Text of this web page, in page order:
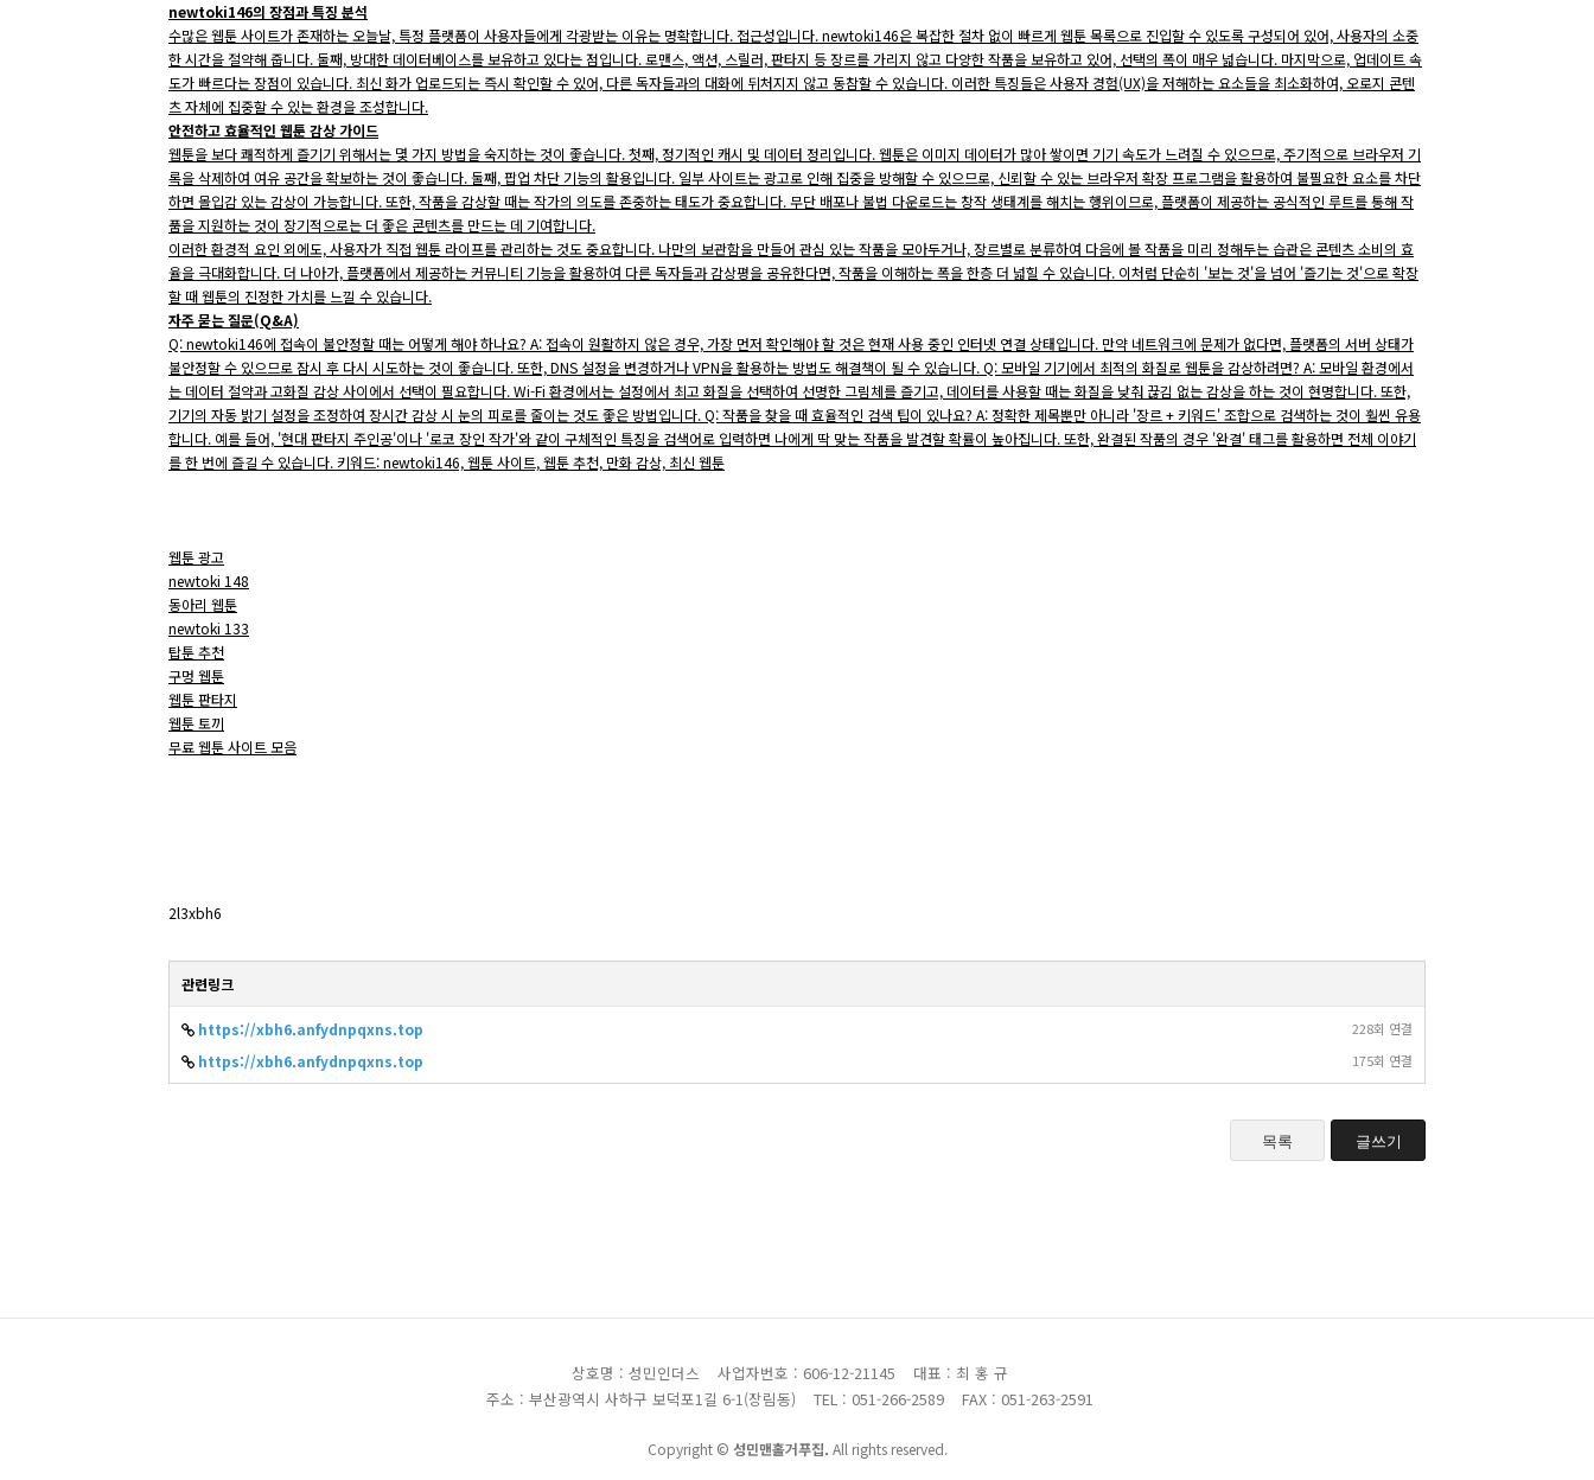
newtoki146의 장점과 특징 분석
수많은 웹툰 사이트가 존재하는 오늘날, 특정 플랫폼이 사용자들에게 각광받는 이유는 명확합니다. 접근성입니다. newtoki146은 복잡한 절차 없이 빠르게 웹툰 목록으로 진입할 수 있도록 구성되어 있어, 사용자의 소중
한 시간을 절약해 줍니다. 둘째, 방대한 데이터베이스를 보유하고 있다는 점입니다. 로맨스, 액션, 스릴러, 판타지 등 장르를 가리지 않고 다양한 작품을 보유하고 있어, 선택의 폭이 매우 넓습니다. 마지막으로, 업데이트 속
도가 빠르다는 장점이 있습니다. 최신 화가 업로드되는 즉시 확인할 수 있어, 다른 독자들과의 대화에 뒤처지지 않고 동참할 수 있습니다. 이러한 특징들은 사용자 경험(UX)을 저해하는 요소들을 최소화하여, 오로지 콘텐
츠 자체에 집중할 수 있는 환경을 조성합니다.
안전하고 효율적인 웹툰 감상 가이드
웹툰을 보다 쾌적하게 즐기기 위해서는 몇 가지 방법을 숙지하는 것이 좋습니다. 첫째, 정기적인 캐시 및 데이터 정리입니다. 웹툰은 이미지 데이터가 많아 쌓이면 기기 속도가 느려질 수 있으므로, 주기적으로 브라우저 기
록을 삭제하여 여유 공간을 확보하는 것이 좋습니다. 둘째, 팝업 차단 기능의 활용입니다. 일부 사이트는 광고로 인해 집중을 방해할 수 있으므로, 신뢰할 수 있는 브라우저 확장 프로그램을 활용하여 불필요한 요소를 차단
하면 몰입감 있는 감상이 가능합니다. 또한, 작품을 감상할 때는 작가의 의도를 존중하는 태도가 중요합니다. 무단 배포나 불법 다운로드는 창작 생태계를 해치는 행위이므로, 플랫폼이 제공하는 공식적인 루트를 통해 작
품을 지원하는 것이 장기적으로는 더 좋은 콘텐츠를 만드는 데 기여합니다.
이러한 환경적 요인 외에도, 사용자가 직접 웹툰 라이프를 관리하는 것도 중요합니다. 나만의 보관함을 만들어 관심 있는 작품을 모아두거나, 장르별로 분류하여 다음에 볼 작품을 미리 정해두는 습관은 콘텐츠 소비의 효
율을 극대화합니다. 더 나아가, 플랫폼에서 제공하는 커뮤니티 기능을 활용하여 다른 독자들과 감상평을 공유한다면, 작품을 이해하는 폭을 한층 더 넓힐 수 있습니다. 이처럼 단순히 '보는 것'을 넘어 '즐기는 것'으로 확장
할 때 웹툰의 진정한 가치를 느낄 수 있습니다.
자주 묻는 질문(Q&A)
Q: newtoki146에 접속이 불안정할 때는 어떻게 해야 하나요? A: 접속이 원활하지 않은 경우, 가장 먼저 확인해야 할 것은 현재 사용 중인 인터넷 연결 상태입니다. 만약 네트워크에 문제가 없다면, 플랫폼의 서버 상태가
불안정할 수 있으므로 잠시 후 다시 시도하는 것이 좋습니다. 또한, DNS 설정을 변경하거나 VPN을 활용하는 방법도 해결책이 될 수 있습니다. Q: 모바일 기기에서 최적의 화질로 웹툰을 감상하려면? A: 모바일 환경에서
는 데이터 절약과 고화질 감상 사이에서 선택이 필요합니다. Wi-Fi 환경에서는 설정에서 최고 화질을 선택하여 선명한 그림체를 즐기고, 데이터를 사용할 때는 화질을 낮춰 끊김 없는 감상을 하는 것이 현명합니다. 또한,
기기의 자동 밝기 설정을 조정하여 장시간 감상 시 눈의 피로를 줄이는 것도 좋은 방법입니다. Q: 작품을 찾을 때 효율적인 검색 팁이 있나요? A: 정확한 제목뿐만 아니라 '장르 + 키워드' 조합으로 검색하는 것이 훨씬 유용
합니다. 예를 들어, '현대 판타지 주인공'이나 '로코 장인 작가'와 같이 구체적인 특징을 검색어로 입력하면 나에게 딱 맞는 작품을 발견할 확률이 높아집니다. 또한, 완결된 작품의 경우 '완결' 태그를 활용하면 전체 이야기
를 한 번에 즐길 수 있습니다. 키워드: newtoki146, 웹툰 사이트, 웹툰 추천, 만화 감상, 최신 웹툰
웹툰 광고
newtoki 148
동아리 웹툰
newtoki 133
탑툰 추천
구멍 웹툰
웹툰 판타지
웹툰 토끼
무료 웹툰 사이트 모음
2l3xbh6
관련링크
https://xbh6.anfydnpqxns.top 228회 연결
https://xbh6.anfydnpqxns.top 175회 연결
목록 글쓰기
상호명 : 성민인더스 사업자번호 : 606-12-21145
대표 : 최 홍 규
주소 : 부산광역시 사하구 보덕포1길 6-1(장림동)
TEL : 051-266-2589 FAX : 051-263-2591
Copyright © 성민맨홀거푸집. All rights reserved.